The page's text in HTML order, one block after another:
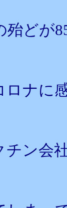
殆どが
ロナに
ン会